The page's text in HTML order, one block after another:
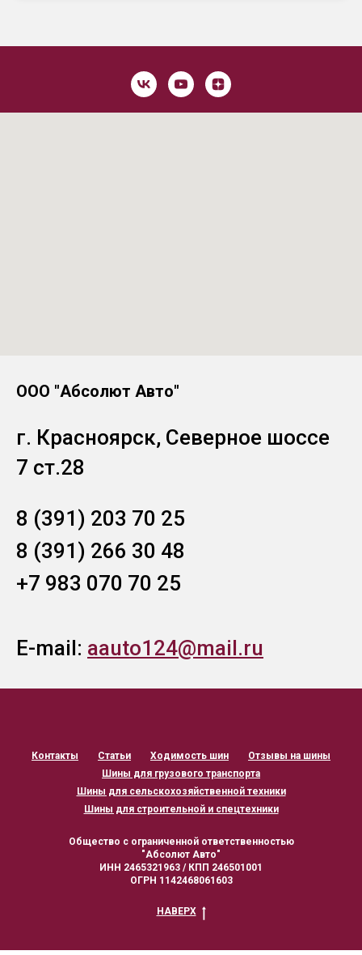
ООО "Абсолют Авто"
г. Красноярск, Северное шоссе
7 ст.28
8 (391) 203 70 25
8 (391) 266 30 48
+7 983 070 70 25
E-mail: aauto124@mail.ru
Контакты Статьи Ходимость шин
Отзывы на шины
Шины для грузового транспорта
Шины для сельскохозяйственной техники
Шины для строительной и спецтехники
Общество с ограниченной ответственностью
"Абсолют Авто"
ИНН 2465321963 / КПП 246501001
ОГРН 1142468061603
НАВЕРХ